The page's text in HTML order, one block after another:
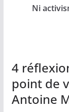
Ni
4
point de
Antoine